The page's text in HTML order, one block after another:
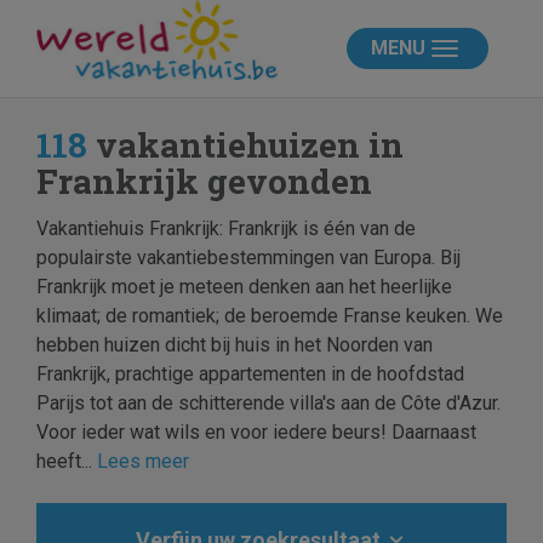
MENU
118 vakantiehuizen in
Frankrijk gevonden
Vakantiehuis Frankrijk: Frankrijk is één van de
populairste vakantiebestemmingen van Europa. Bij
Frankrijk moet je meteen denken aan het heerlijke
klimaat; de romantiek; de beroemde Franse keuken. We
hebben huizen dicht bij huis in het Noorden van
Frankrijk, prachtige appartementen in de hoofdstad
Parijs tot aan de schitterende villa's aan de Côte d'Azur.
Voor ieder wat wils en voor iedere beurs! Daarnaast
heeft... Lees meer